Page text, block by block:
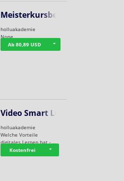
Meisterkursbegl…
holluakademie
None
Ab 80,89 USD
Video Smart Lea…
holluakademie
Welche Vorteile
digitales Lernen hat - …
Kostenfrei